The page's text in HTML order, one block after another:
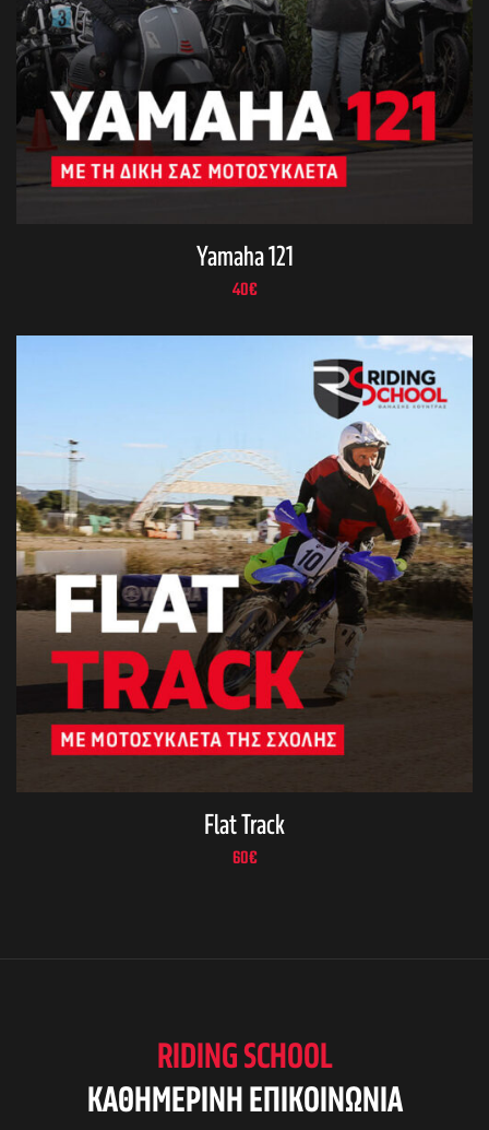
Yamaha 121
40€
Flat Track
60€
RIDING SCHOOL
KAΘΗΜΕΡΙΝΗ ΕΠΙΚΟΙΝΩΝΙΑ